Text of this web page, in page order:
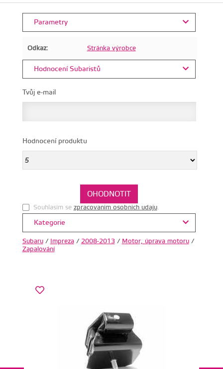
Parametry
Odkaz: Stránka výrobce
Hodnocení Subaristů
Tvůj e-mail
Hodnocení produktu
Souhlasim se zpracovanim osobnich udaju.
Kategorie
Subaru/ Impreza/ 2008-2013/ Motor, úprava motoru/
Zapalování